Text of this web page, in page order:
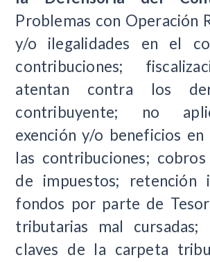
Problemas con Operación
y/o ilegalidades en el
contribuciones;
atentan contra los
contribuyente; no
exención y/o beneficios
las contribuciones;
de impuestos; retención
fondos por parte de
tributarias mal cursadas;
claves de la carpeta